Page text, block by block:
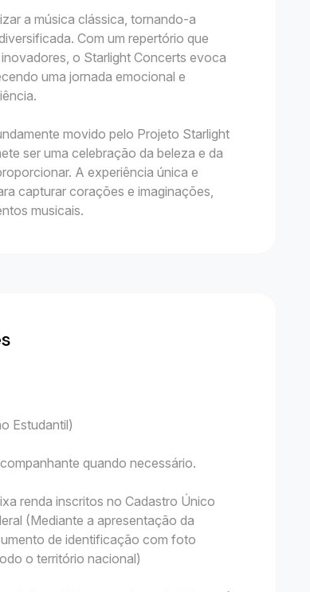
a música clássica, tornando-a
Com um repertório que
o Starlight Concerts evoca
uma jornada emocional e
movido pelo Projeto Starlight
ser uma celebração da beleza e da
A experiência única e
capturar corações e imaginações,
musicais.
Estudantil)
quando necessário.
renda inscritos no Cadastro Único
(Mediante a apresentação da
de identificação com foto
o território nacional)